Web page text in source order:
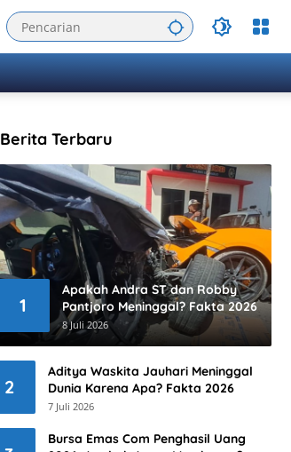
Berita Terbaru
1
Apakah Andra ST dan Robby
Pantjoro Meninggal? Fakta 2026
8 Juli 2026
2
Aditya Waskita Jauhari Meninggal
Dunia Karena Apa? Fakta 2026
7 Juli 2026
Bursa Emas Com Penghasil Uang